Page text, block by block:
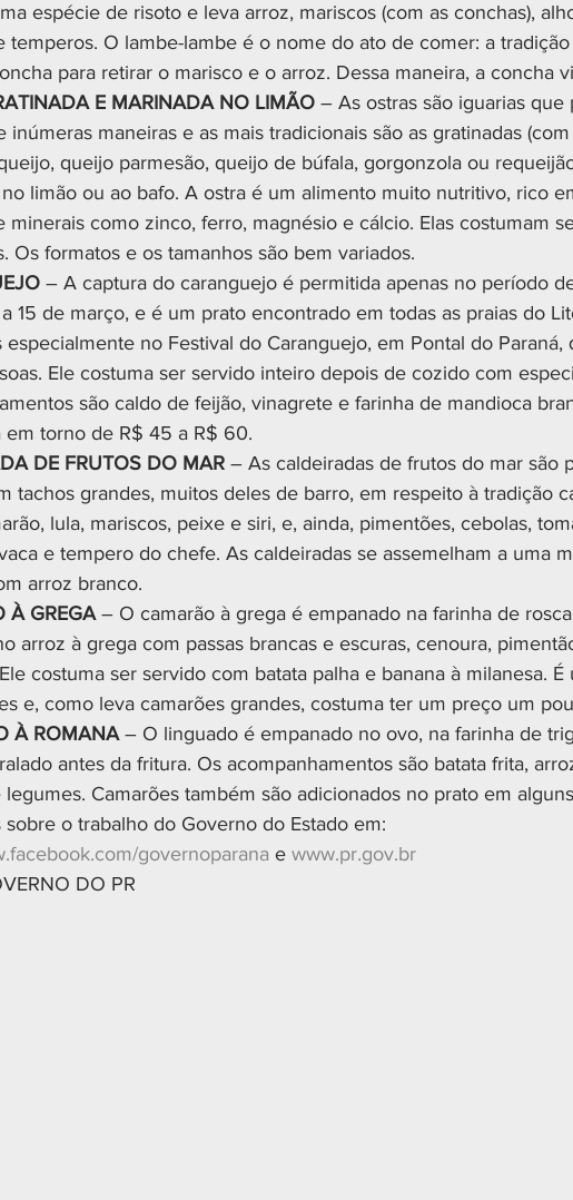
espécie de risoto e leva arroz, mariscos (com as conchas),
temperos. O lambe-lambe é o nome do ato de comer: a
para retirar o marisco e o arroz. Dessa maneira, a concha
E MARINADA NO LIMÃO – As ostras são iguarias que
inúmeras maneiras e as mais tradicionais são as gratinadas
queijo parmesão, queijo de búfala, gorgonzola ou
limão ou ao bafo. A ostra é um alimento muito nutritivo, rico
minerais como zinco, ferro, magnésio e cálcio. Elas costumam
Os formatos e os tamanhos são bem variados.
– A captura do caranguejo é permitida apenas no período
15 de março, e é um prato encontrado em todas as praias do
especialmente no Festival do Caranguejo, em Pontal do Paraná,
Ele costuma ser servido inteiro depois de cozido com
são caldo de feijão, vinagrete e farinha de mandioca
em torno de R$ 45 a R$ 60.
DE FRUTOS DO MAR – As caldeiradas de frutos do mar são
tachos grandes, muitos deles de barro, em respeito à tradição
lula, mariscos, peixe e siri, e, ainda, pimentões, cebolas,
e tempero do chefe. As caldeiradas se assemelham a uma
arroz branco.
À GREGA – O camarão à grega é empanado na farinha de
arroz à grega com passas brancas e escuras, cenoura,
costuma ser servido com batata palha e banana à milanesa. É
e, como leva camarões grandes, costuma ter um preço um
À ROMANA – O linguado é empanado no ovo, na farinha de
antes da fritura. Os acompanhamentos são batata frita,
legumes. Camarões também são adicionados no prato em
sobre o trabalho do Governo do Estado em:
governoparana e www.pr.gov.br
DO PR